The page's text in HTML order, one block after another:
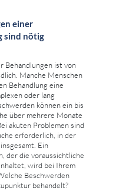
einer
sind nötig
Behandlungen ist von
Manche Menschen
Behandlung eine
oder lang
können ein bis
über mehrere Monate
akuten Problemen sind
erforderlich, in der
Ein
der die voraussichtliche
wird bei Ihrem
Beschwerden
behandelt?